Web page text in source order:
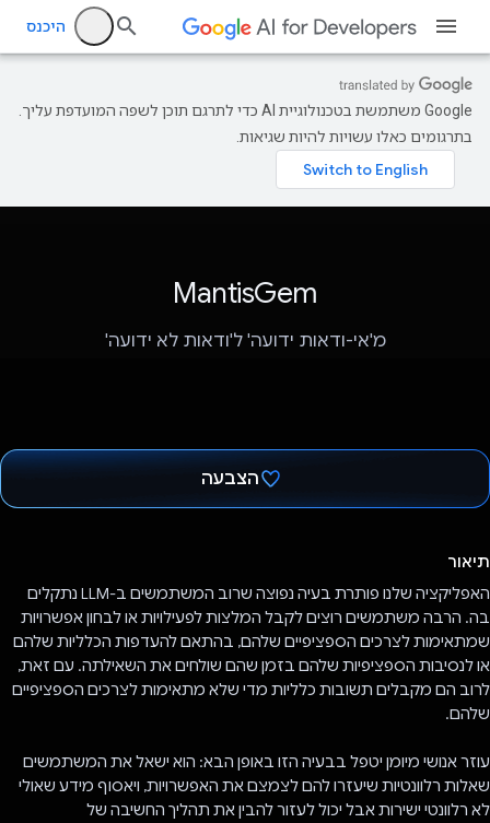
היכנס
‫Google משתמשת בטכנולוגיית AI כדי לתרגם תוכן לשפה המועדפת עליך.
בתרגומים כאלו עשויות להיות שגיאות.
MantisGem
מ'אי-ודאות ידועה' ל'ודאות לא ידועה'
הצבעה
תיאור
האפליקציה שלנו פותרת בעיה נפוצה שרוב המשתמשים ב-LLM נתקלים
בה. הרבה משתמשים רוצים לקבל המלצות לפעילויות או לבחון אפשרויות
שמתאימות לצרכים הספציפיים שלהם, בהתאם להעדפות הכלליות שלהם
או לנסיבות הספציפיות שלהם בזמן שהם שולחים את השאילתה. עם זאת,
לרוב הם מקבלים תשובות כלליות מדי שלא מתאימות לצרכים הספציפיים
שלהם.
עוזר אנושי מיומן יטפל בבעיה הזו באופן הבא: הוא ישאל את המשתמשים
שאלות רלוונטיות שיעזרו להם לצמצם את האפשרויות, ויאסוף מידע שאולי
לא רלוונטי ישירות אבל יכול לעזור להבין את תהליך החשיבה של